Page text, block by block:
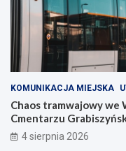
KOMUNIKACJA MIEJSKA
Chaos tramwajowy we
Cmentarzu
4 sierpnia 2026